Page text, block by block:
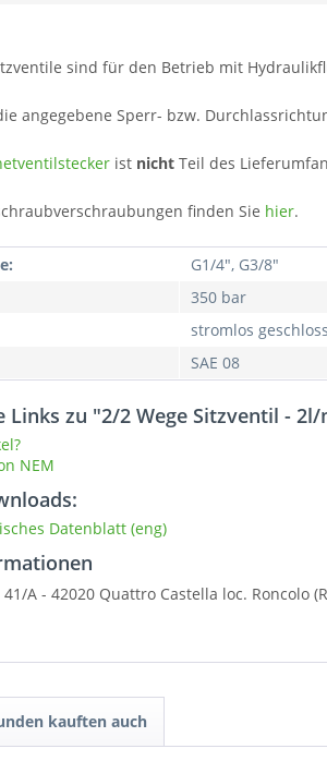
sind für den Betrieb mit
angegebene Sperr- bzw.
ist nicht Teil des
finden Sie hier.
G1/4", G3/8"
350 bar
stromlos
SAE 08
zu "2/2 Wege Sitzventil -
NEM
Datenblatt (eng)
A - 42020 Quattro Castella loc. Roncolo
kauften auch